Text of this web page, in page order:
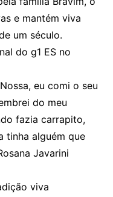
e mantém viva
um século.
do g1 ES no
eu comi o seu
do meu
fazia carrapito,
tinha alguém que
Javarini
viva